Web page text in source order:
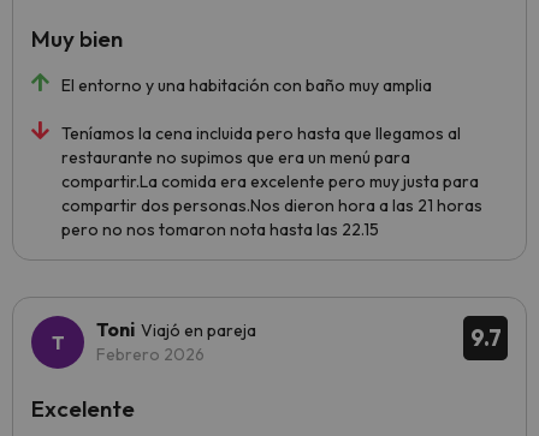
El entorno y una habitación con baño muy amplia
Teníamos la cena incluida pero hasta que llegamos al
restaurante no supimos que era un menú para
compartir.La comida era excelente pero muy justa para
compartir dos personas.Nos dieron hora a las 21 horas
pero no nos tomaron nota hasta las 22.15
Muy bien
9.7
Toni Viajó en pareja
Febrero 2026
Excelente